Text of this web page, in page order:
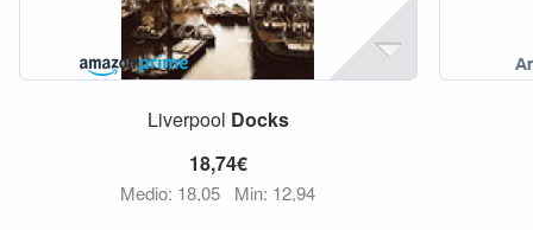
Liverpool Docks
18,74€
Medio: 18,05 Min: 12,94